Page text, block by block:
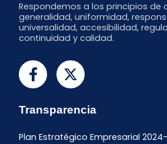
Respondemos a los principios de
generalidad, uniformidad,
universalidad, accesibilidad,
continuidad y calidad.
Transparencia
Plan Estratégico Empresarial